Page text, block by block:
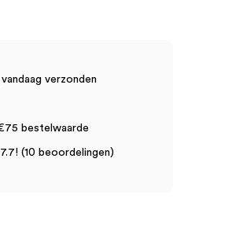
verzonden
bestelwaarde
(10 beoordelingen)